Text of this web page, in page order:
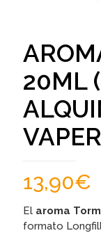
20ML
13,90€
El aroma
formato